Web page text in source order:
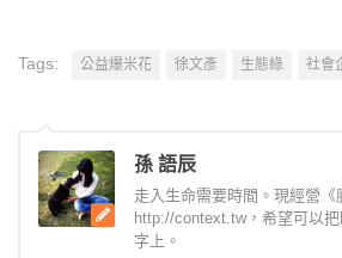
Tags: 公益爆米花 徐文彥 生態綠 社會
孫 語辰
走入生命需要時間。現經營《
http://context.tw，希望可以
字上。